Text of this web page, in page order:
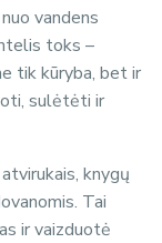
vandens
toks –
tik kūryba, bet ir
sulėtėti ir
knygų
Tai
ir vaizduotė